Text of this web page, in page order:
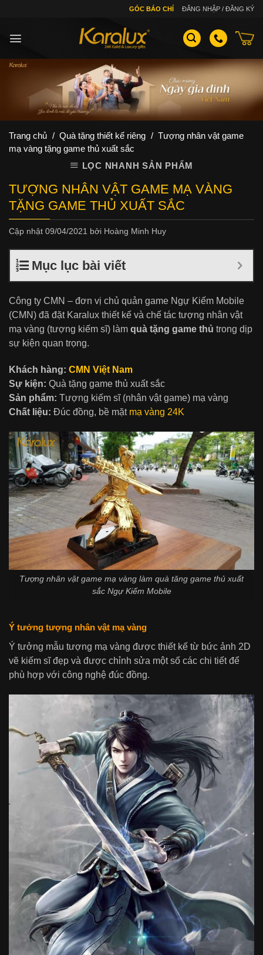
GÓC BÁO CHÍ ĐĂNG NHẬP / ĐĂNG KÝ
Trang chủ / Quà tặng thiết kế riêng / Tượng nhân vật game
mạ vàng tặng game thủ xuất sắc
LỌC NHANH SẢN PHẨM
TƯỢNG NHÂN VẬT GAME MẠ VÀNG
TẶNG GAME THỦ XUẤT SẮC
Cập nhật 09/04/2021 bởi Hoàng Minh Huy
Mục lục bài viết
Công ty CMN – đơn vị chủ quản game Ngự Kiếm Mobile
(CMN) đã đặt Karalux thiết kế và chế tác tượng nhân vật
mạ vàng (tượng kiếm sĩ) làm quà tặng game thủ trong dịp
sự kiện quan trọng.
Khách hàng: CMN Việt Nam
Sự kiện: Quà tặng game thủ xuất sắc
Sản phẩm: Tượng kiếm sĩ (nhân vật game) mạ vàng
Chất liệu: Đúc đồng, bề mặt mạ vàng 24K
Tượng nhân vật game mạ vàng làm quà tăng game thủ xuất
sắc Ngự Kiếm Mobile
Ý tưởng tượng nhân vật mạ vàng
Ý tưởng mẫu tượng mạ vàng được thiết kế từ bức ảnh 2D
vẽ kiếm sĩ đẹp và được chỉnh sửa một số các chi tiết để
phù hợp với công nghệ đúc đồng.